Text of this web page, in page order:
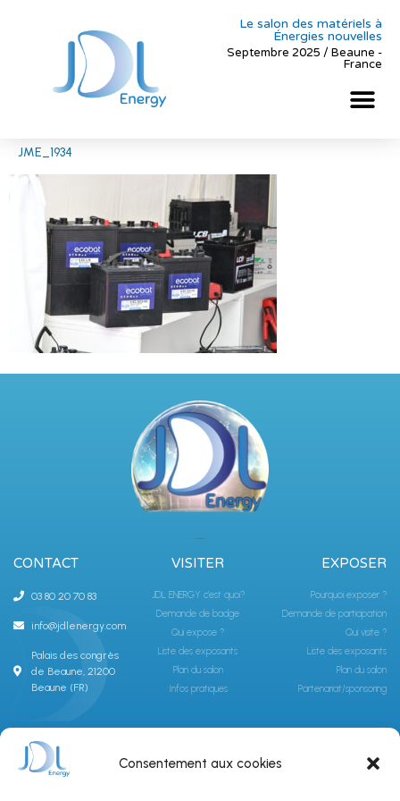
Consentement aux cookies
Le salon des matériels à
Énergies nouvelles
Septembre 2025 / Beaune -
France
JME_1934
CONTACT
03 80 20 70 83
info@jdlenergy.com
Palais des congrès
de Beaune, 21200
Beaune (FR)
VISITER
JDL ENERGY c'est quoi?
Demande de badge
Qui expose ?
Liste des exposants
Plan du salon
Infos pratiques
EXPOSER
Pourquoi exposer ?
Demande de participation
Qui visite ?
Liste des exposants
Plan du salon
Partenariat/sponsoring
ABONNEZ-VOUS À LA NEWSLETTER JDLGROUPE